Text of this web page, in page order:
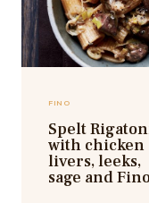
FINO
Spelt
with chicken
livers, leeks,
sage and